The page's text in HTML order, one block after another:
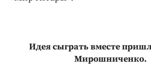
Идея сыграть вместе
Мирошниченко.